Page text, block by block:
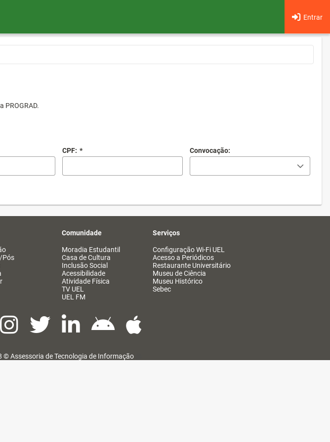
Entrar
PROGRAD.
CPF: * Convocação:
Pós
Comunidade
Moradia Estudantil
Casa de Cultura
Inclusão Social
Acessibilidade
Atividade Física
TV UEL
UEL FM
Serviços
Configuração Wi-Fi UEL
Acesso a Periódicos
Restaurante Universitário
Museu de Ciência
Museu Histórico
Sebec
©Assessoria de Tecnologia de Informação